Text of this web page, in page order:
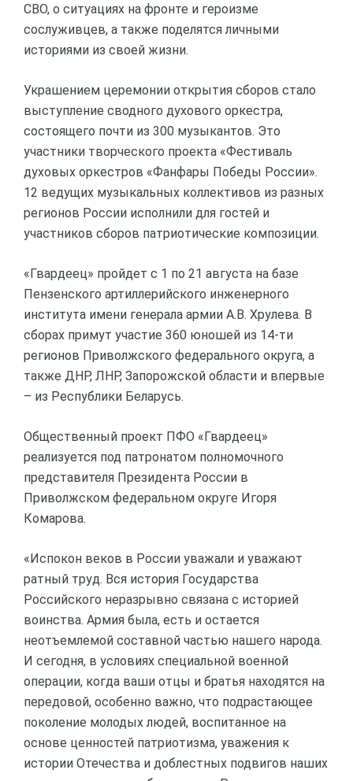
СВО, о ситуациях на фронте и героизме
сослуживцев, а также поделятся личными
историями из своей жизни.
Украшением церемонии открытия сборов стало
выступление сводного духового оркестра,
состоящего почти из 300 музыкантов. Это
участники творческого проекта «Фестиваль
духовых оркестров «Фанфары Победы России».
12 ведущих музыкальных коллективов из разных
регионов России исполнили для гостей и
участников сборов патриотические композиции.
«Гвардеец» пройдет с 1 по 21 августа на базе
Пензенского артиллерийского инженерного
института имени генерала армии А.В. Хрулева. В
сборах примут участие 360 юношей из 14-ти
регионов Приволжского федерального округа, а
также ДНР, ЛНР, Запорожской области и впервые
– из Республики Беларусь.
Общественный проект ПФО «Гвардеец»
реализуется под патронатом полномочного
представителя Президента России в
Приволжском федеральном округе Игоря
Комарова.
«Испокон веков в России уважали и уважают
ратный труд. Вся история Государства
Российского неразрывно связана с историей
воинства. Армия была, есть и остается
неотъемлемой составной частью нашего народа.
И сегодня, в условиях специальной военной
операции, когда ваши отцы и братья находятся на
передовой, особенно важно, что подрастающее
поколение молодых людей, воспитанное на
основе ценностей патриотизма, уважения к
истории Отечества и доблестных подвигов наших